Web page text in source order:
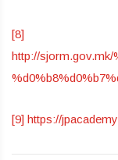
[8]
http://
[9] https://